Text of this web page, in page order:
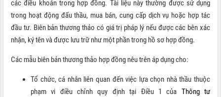
các điều khoản trong hợp đồng. Tài liệu này thường được sử dụng
trong hoạt động đấu thầu, mua bán, cung cấp dịch vụ hoặc hợp tác
đầu tư. Biên bản thương thảo có giá trị pháp lý nếu được các bên xác
nhận, ký tên và được lưu trữ như một phần trong hồ sơ hợp đồng.
Các mẫu biên bản thương thảo hợp đồng nêu trên áp dụng cho:
Tổ chức, cá nhân liên quan đến việc lựa chọn nhà thầu thuộc
phạm vi điều chỉnh quy định tại Điều 1 của Thông tư